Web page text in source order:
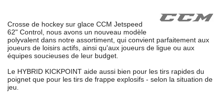
Crosse de hockey sur glace CCM Jetspeed
62" Control, nous avons un nouveau modèle
polyvalent dans notre assortiment, qui convient parfaitement aux
joueurs de loisirs actifs, ainsi qu'aux joueurs de ligue ou aux
équipes soucieuses de leur budget.
Le HYBRID KICKPOINT aide aussi bien pour les tirs rapides du
poignet que pour les tirs de frappe explosifs - selon la situation de
jeu.